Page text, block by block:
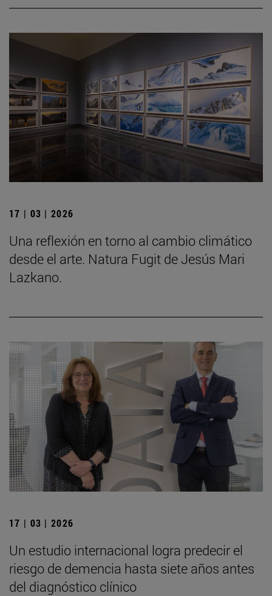
17 | 03 | 2026
Una reflexión en torno al cambio climático
desde el arte. Natura Fugit de Jesús Mari
Lazkano.
17 | 03 | 2026
Un estudio internacional logra predecir el
riesgo de demencia hasta siete años antes
del diagnóstico clínico